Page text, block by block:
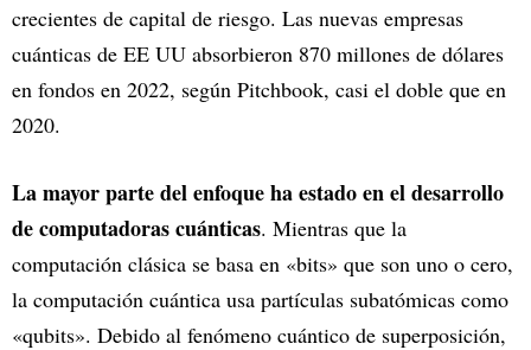
crecientes de capital de riesgo. Las nuevas empresas
cuánticas de EE UU absorbieron 870 millones de dólares
en fondos en 2022, según Pitchbook, casi el doble que en
2020.
La mayor parte del enfoque ha estado en el desarrollo
de computadoras cuánticas. Mientras que la
computación clásica se basa en «bits» que son uno o cero,
la computación cuántica usa partículas subatómicas como
«qubits». Debido al fenómeno cuántico de superposición,